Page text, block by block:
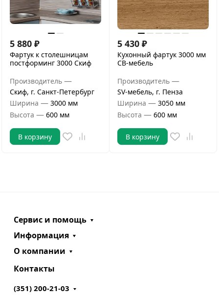
5 880 ₽
Фартук к столешницам
постформинг 3000 Скиф
Производитель —
Скиф, г. Санкт-Петербург
Ширина — 3000 мм
Высота — 600 мм
В корзину
5 430 ₽
Кухонный фартук 3000 мм
СВ-мебель
Производитель —
SV-мебель, г. Пенза
Ширина — 3050 мм
Высота — 600 мм
В корзину
Сервис и помощь
Информация
О компании
Контакты
(351) 200-21-03